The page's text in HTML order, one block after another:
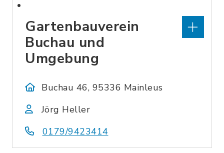
Gartenbauverein
Buchau und
Umgebung
Buchau 46, 95336 Mainleus
Jörg Heller
0179/9423414